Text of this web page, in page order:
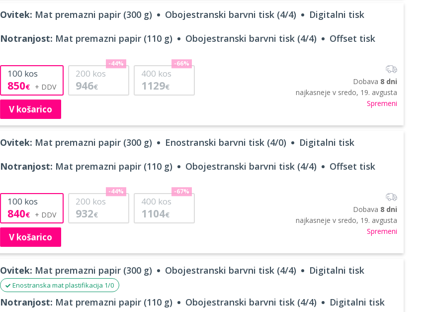
Ovitek: Mat premazni papir (300 g) Obojestranski barvni tisk (4/4) Digitalni tisk
Notranjost: Mat premazni papir (110 g) Obojestranski barvni tisk (4/4) Offset tisk
100 kos
850€
200 kos
946€
-44%
400 kos
1129€
-66%
V košarico
Dobava 8 dni
najkasneje v sredo, 19. avgusta
Spremeni
Ovitek: Mat premazni papir (300 g) Enostranski barvni tisk (4/0) Digitalni tisk
Notranjost: Mat premazni papir (110 g) Obojestranski barvni tisk (4/4) Offset tisk
100 kos
840€
200 kos
932€
-44%
400 kos
1104€
-67%
V košarico
Dobava 8 dni
najkasneje v sredo, 19. avgusta
Spremeni
Ovitek: Mat premazni papir (300 g) Obojestranski barvni tisk (4/4) Digitalni tisk
Enostranska mat plastifikacija 1/0
Notranjost: Mat premazni papir (110 g) Obojestranski barvni tisk (4/4) Digitalni tisk